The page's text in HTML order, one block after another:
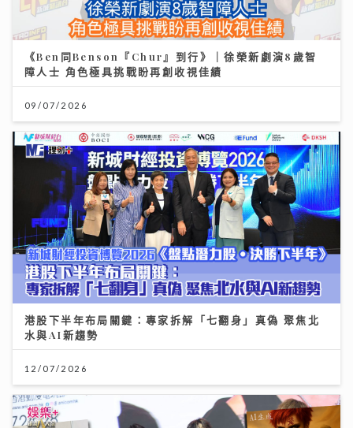
《Ben同Benson『Chur』到行》｜徐榮新劇演8歲智
障人士 角色極具挑戰盼再創收視佳績
09/07/2026
港股下半年布局關鍵：專家拆解「七翻身」真偽 聚焦北
水與AI新趨勢
12/07/2026